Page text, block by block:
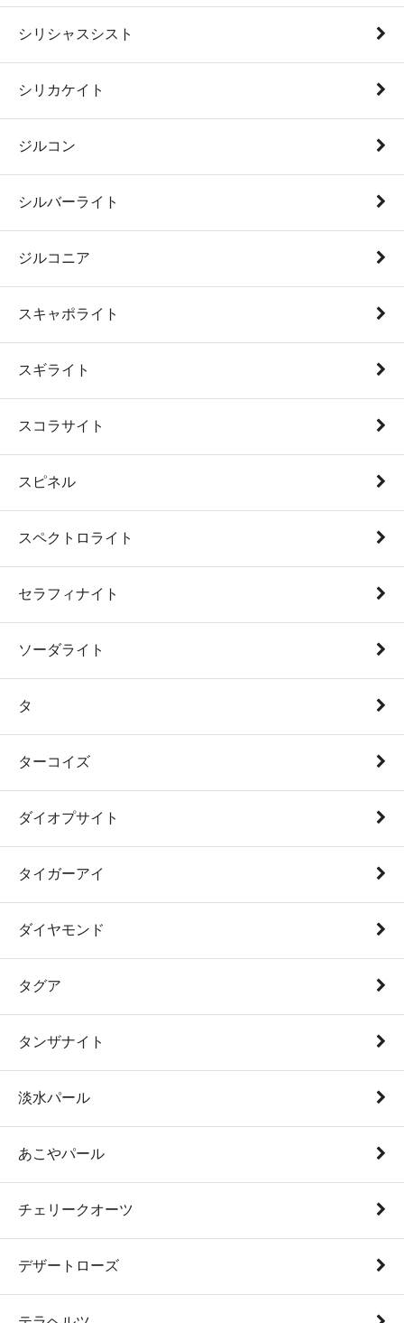
シリシャスシスト
シリカケイト
ジルコン
シルバーライト
ジルコニア
スキャポライト
スギライト
スコラサイト
スピネル
スペクトロライト
セラフィナイト
ソーダライト
タ
ターコイズ
ダイオプサイト
タイガーアイ
ダイヤモンド
タグア
タンザナイト
淡水パール
あこやパール
チェリークオーツ
デザートローズ